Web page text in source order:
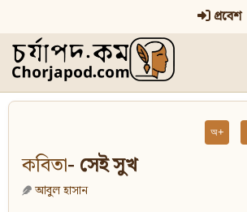
প্রবেশ
অ+
কবিতা- সেই সুখ
আবুল হাসান